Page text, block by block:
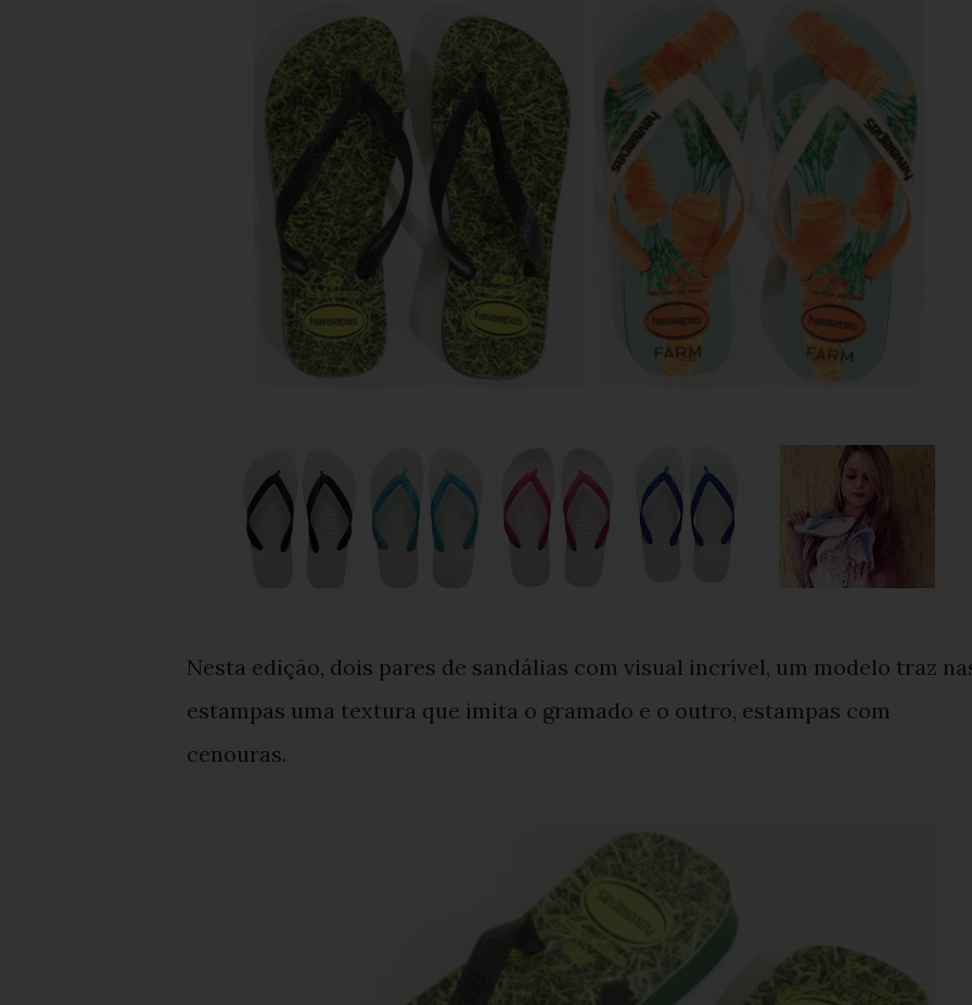
Nesta edição, dois pares de sandálias com visual incrível, um modelo traz
estampas uma textura que imita o gramado e o outro, estampas com
cenouras.